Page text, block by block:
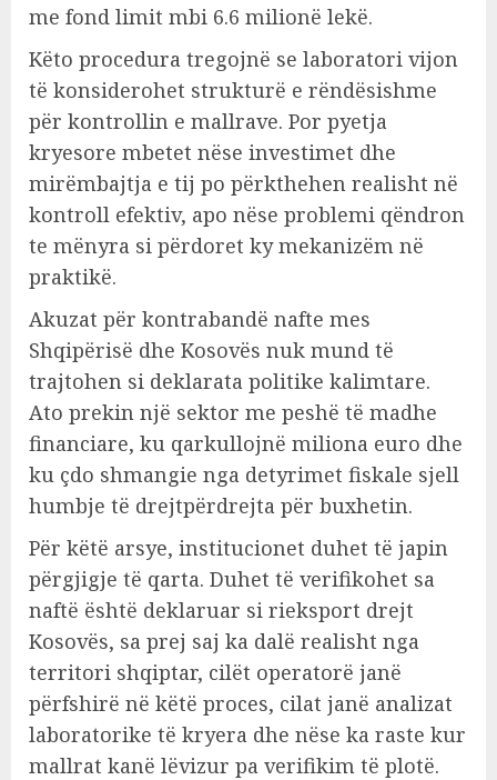
me fond limit mbi 6.6 milionë lekë.
Këto procedura tregojnë se laboratori vijon
të konsiderohet strukturë e rëndësishme
për kontrollin e mallrave. Por pyetja
kryesore mbetet nëse investimet dhe
mirëmbajtja e tij po përkthehen realisht në
kontroll efektiv, apo nëse problemi qëndron
te mënyra si përdoret ky mekanizëm në
praktikë.
Akuzat për kontrabandë nafte mes
Shqipërisë dhe Kosovës nuk mund të
trajtohen si deklarata politike kalimtare.
Ato prekin një sektor me peshë të madhe
financiare, ku qarkullojnë miliona euro dhe
ku çdo shmangie nga detyrimet fiskale sjell
humbje të drejtpërdrejta për buxhetin.
Për këtë arsye, institucionet duhet të japin
përgjigje të qarta. Duhet të verifikohet sa
naftë është deklaruar si rieksport drejt
Kosovës, sa prej saj ka dalë realisht nga
territori shqiptar, cilët operatorë janë
përfshirë në këtë proces, cilat janë analizat
laboratorike të kryera dhe nëse ka raste kur
mallrat kanë lëvizur pa verifikim të plotë.